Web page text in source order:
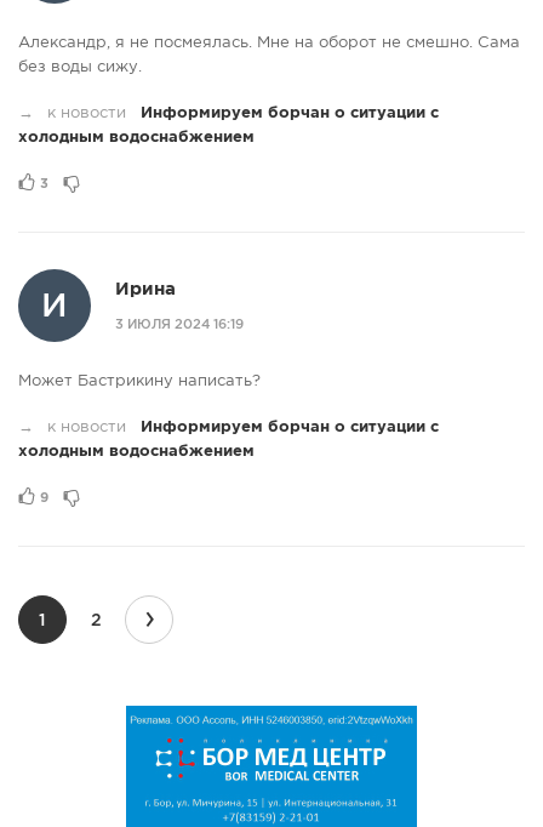
Александр, я не посмеялась. Мне на оборот не смешно. Сама
без воды сижу.
→ к новости
Информируем борчан о ситуации с
холодным водоснабжением
3
И
Ирина
3 ИЮЛЯ 2024 16:19
Может Бастрикину написать?
→ к новости
Информируем борчан о ситуации с
холодным водоснабжением
9
1 2 ›